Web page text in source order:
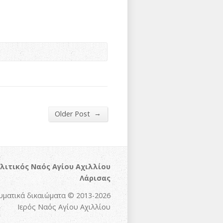
Older Post →
Ναός Αγίου Αχιλλίου
Λάρισας
δικαιώματα © 2013-2026
Ιερός Ναός Αγίου Αχιλλίου